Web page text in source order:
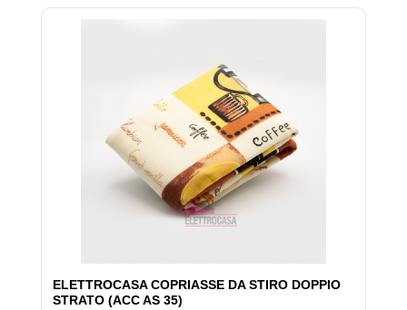
ELETTROCASA COPRIASSE DA STIRO DOPPIO
STRATO (ACC AS 35)